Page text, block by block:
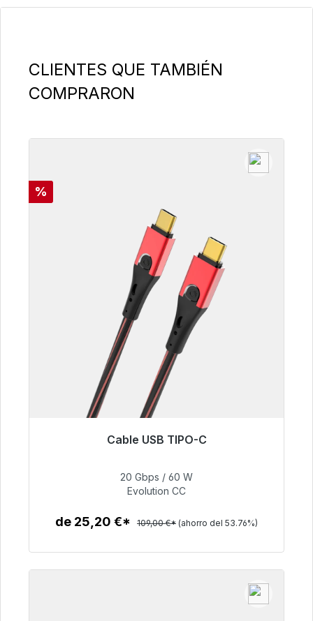
Omitir la galería de productos
CLIENTES QUE TAMBIÉN
COMPRARON
Descuento
%
Cable USB TIPO-C
Listo para envío inmediato, plazo de entrega
50,40 €
20 Gbps / 60 W
Evolution CC
de 25,20 €* 109,00 €* (ahorro del 53.76%)